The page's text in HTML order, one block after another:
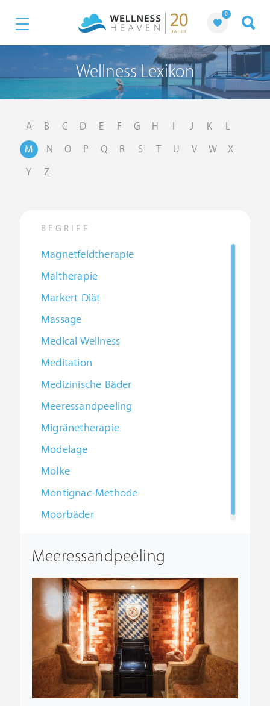
0
Wellness Lexikon
A B C D E F G H J K L
M N O P Q R S T U V W X
Y Z
BEGRIFF
Magnetfeldtherapie
Maltherapie
Markert Diät
Massage
Medical Wellness
Meditation
Medizinische Bäder
Meeressandpeeling
Migränetherapie
Modelage
Molke
Montignac-Methode
Moorbäder
Meeressandpeeling